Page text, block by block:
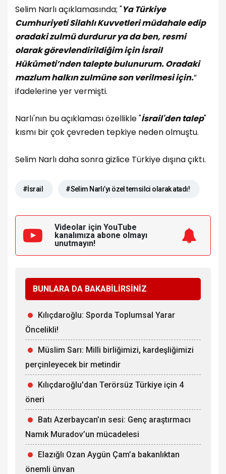
Selim Narlı açıklamasında; "Ya Türkiye
Cumhuriyeti Silahlı Kuvvetleri müdahale edip
oradaki zulmü durdurur ya da ben, resmi
olarak görevlendirildiğim için İsrail
Hükûmeti’nden talepte bulunurum. Oradaki
mazlum halkın zulmüne son verilmesi için.”
ifadelerine yer vermişti.
Narlı'nın bu açıklaması özellikle "İsrail'den talep"
kısmı bir çok çevreden tepkiye neden olmuştu.
Selim Narlı daha sonra gizlice Türkiye dışına çıktı.
#İsrail #Selim Narlı’yı özel temsilci olarak atadı!
Videolar için YouTube
kanalımıza abone olmayı
unutmayın!
BUNLARA DA BAKABİLİRSİNİZ
Kılıçdaroğlu: Sporda Toplumsal Yarar
Öncelikli!
Müslim Sarı: Milli birliğimizi, kardeşliğimizi
perçinleyecek bir metindir
Kılıçdaroğlu'dan Terörsüz Türkiye için 4
öneri
Batı Azerbaycan’ın sesi: Genç araştırmacı
Namık Muradov’un mücadelesi
Elazığlı Ozan Aygün Çam’a bakanlıktan
önemli ünvan